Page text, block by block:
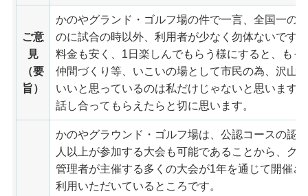
ご意
見
（要
旨）
かのやグランド・ゴルフ場の件で一言、全国一の
のに試合の時以外、利用者が少なく勿体ないです。
料金も安く、1日楽しんでもらう様にすると、も
仲間づくり等、いこいの場として市民の為、沢山
いいと思っているのは私だけじゃないと思います
話し合ってもらえたらと切に思います。
かのやグラウンド・ゴルフ場は、公認コースの認
人以上が参加する大会も可能であることから、グ
管理者が主催する多くの大会が1年を通じて開催
利用いただいているところです。